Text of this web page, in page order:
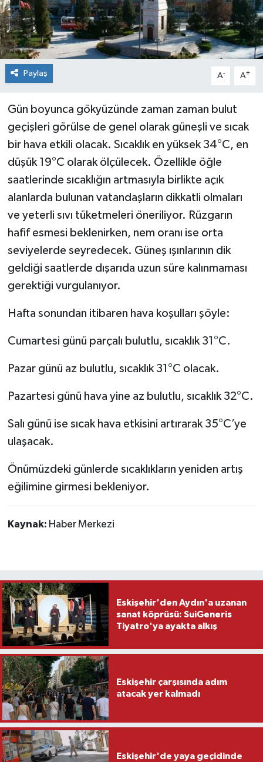
Paylaş A- A+
Gün boyunca gökyüzünde zaman zaman bulut
geçişleri görülse de genel olarak güneşli ve sıcak
bir hava etkili olacak. Sıcaklık en yüksek 34°C, en
düşük 19°C olarak ölçülecek. Özellikle öğle
saatlerinde sıcaklığın artmasıyla birlikte açık
alanlarda bulunan vatandaşların dikkatli olmaları
ve yeterli sıvı tüketmeleri öneriliyor. Rüzgarın
hafif esmesi beklenirken, nem oranı ise orta
seviyelerde seyredecek. Güneş ışınlarının dik
geldiği saatlerde dışarıda uzun süre kalınmaması
gerektiği vurgulanıyor.
Hafta sonundan itibaren hava koşulları şöyle:
Cumartesi günü parçalı bulutlu, sıcaklık 31°C.
Pazar günü az bulutlu, sıcaklık 31°C olacak.
Pazartesi günü hava yine az bulutlu, sıcaklık 32°C.
Salı günü ise sıcak hava etkisini artırarak 35°C’ye
ulaşacak.
Önümüzdeki günlerde sıcaklıkların yeniden artış
eğilimine girmesi bekleniyor.
Kaynak: Haber Merkezi
Eskişehir'den Aydın'a uzanan
sanat köprüsü: SuiGeneris
Tiyatro'ya ayakta alkış
Eskişehir çarşısında adım
atacak yer kalmadı
Eskişehir'de yaya geçidinde